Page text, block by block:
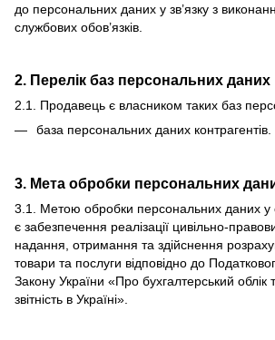
до персональних даних у зв’язку з
службових обов’язків.
2. Перелік баз персональних даних
2.1. Продавець є власником таких баз
база персональних даних контрагентів.
3. Мета обробки персональних
3.1. Метою обробки персональних даних у
є забезпечення реалізації цивільно-
надання, отримання та здійснення
товари та послуги відповідно до
Закону України «Про бухгалтерський облік
звітність в Україні».